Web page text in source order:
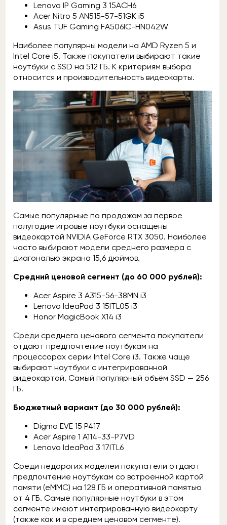
Lenovo IP Gaming 3 15ACH6
Acer Nitro 5 AN515-57-51GK i5
Asus TUF Gaming FA506IC-HN042W
Наиболее популярны модели на AMD Ryzen 5 и
Intel Core i5. Также покупатели выбирают такие
ноутбуки с SSD на 512 ГБ. К критериям выбора
относится и производительность видеокарты.
Самые популярные по продажам за первое
полугодие игровые ноутбуки оснащены
видеокартой NVIDIA GeForce RTX 3050. Наиболее
часто выбирают модели среднего размера с
диагональю экрана 15,6 дюймов.
Средний ценовой сегмент (до 60 000 рублей):
Acer Aspire 3 A315-56-38MN i3
Lenovo IdeaPad 3 15ITL05 i3
Honor MagicBook X14 i3
Среди среднего ценового сегмента покупатели
отдают предпочтение ноутбукам на
процессорах серии Intel Core i3. Также чаще
выбирают ноутбуки с интегрированной
видеокартой. Самый популярный объём SSD — 256
ГБ.
Бюджетный вариант (до 30 000 рублей):
Digma EVE 15 P417
Acer Aspire 1 A114-33-P7VD
Lenovo IdeaPad 3 17ITL6
Среди недорогих моделей покупатели отдают
предпочтение ноутбукам со встроенной картой
памяти (eMMC) на 128 ГБ и оперативной памятью
от 4 ГБ. Самые популярные ноутбуки в этом
сегменте имеют интегрированную видеокарту
(также как и в среднем ценовом сегменте).